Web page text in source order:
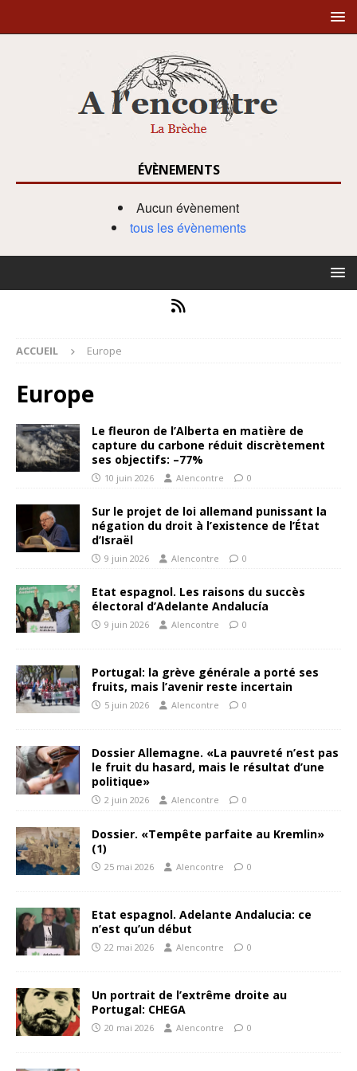
ÉVÈNEMENTS
Aucun évènement
tous les évènements
ACCUEIL Europe
Europe
Le fleuron de l’Alberta en matière de
capture du carbone réduit discrètement
ses objectifs: –77%
10 juin 2026 Alencontre 0
Sur le projet de loi allemand punissant la
négation du droit à l’existence de l’État
d’Israël
9 juin 2026 Alencontre 0
Etat espagnol. Les raisons du succès
électoral d’Adelante Andalucía
9 juin 2026 Alencontre 0
Portugal: la grève générale a porté ses
fruits, mais l’avenir reste incertain
5 juin 2026 Alencontre 0
Dossier Allemagne. «La pauvreté n’est pas
le fruit du hasard, mais le résultat d’une
politique»
2 juin 2026 Alencontre 0
Dossier. «Tempête parfaite au Kremlin»
(1)
25 mai 2026 Alencontre 0
Etat espagnol. Adelante Andalucia: ce
n’est qu’un début
22 mai 2026 Alencontre 0
Un portrait de l’extrême droite au
Portugal: CHEGA
20 mai 2026 Alencontre 0